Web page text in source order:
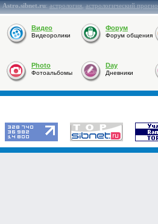
Astro.sibnet.ru:астрология,астрологический
Видео
Видеоролики
Форум
Форум общения
Photo
Фотоальбомы
Day
Дневники